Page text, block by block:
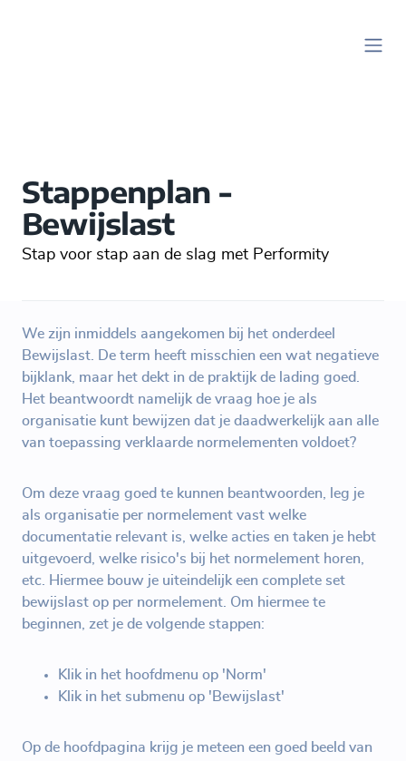
Stappenplan -
Bewijslast
Stap voor stap aan de slag met Performity
We zijn inmiddels aangekomen bij het onderdeel
Bewijslast. De term heeft misschien een wat negatieve
bijklank, maar het dekt in de praktijk de lading goed.
Het beantwoordt namelijk de vraag hoe je als
organisatie kunt bewijzen dat je daadwerkelijk aan alle
van toepassing verklaarde normelementen voldoet?
Om deze vraag goed te kunnen beantwoorden, leg je
als organisatie per normelement vast welke
documentatie relevant is, welke acties en taken je hebt
uitgevoerd, welke risico's bij het normelement horen,
etc. Hiermee bouw je uiteindelijk een complete set
bewijslast op per normelement. Om hiermee te
beginnen, zet je de volgende stappen:
Klik in het hoofdmenu op 'Norm'
Klik in het submenu op 'Bewijslast'
Op de hoofdpagina krijg je meteen een goed beeld van